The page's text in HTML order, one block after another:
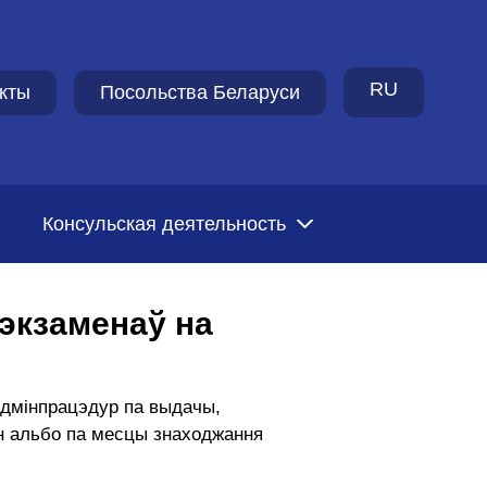
Посольства Беларуси RU
Консульская деятельность
на
па выдачы,
альбо па месцы знаходжання